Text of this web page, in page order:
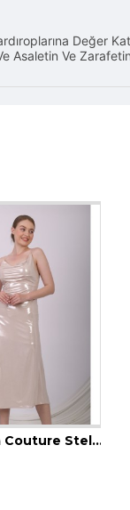
Değer
Asaletin Ve
Nur-u Hifa Couture Stella Elbise